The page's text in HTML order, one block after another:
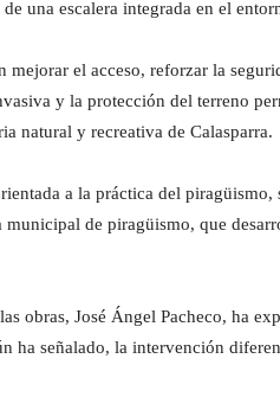
una escalera integrada en el
mejorar el acceso, reforzar la
y la protección del terreno
natural y recreativa de Calasparra.
a la práctica del
municipal de piragüismo, que
obras, José Ángel Pacheco, ha
ha señalado, la intervención